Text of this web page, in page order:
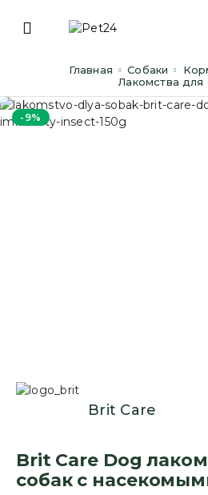
Главная Cобаки
Лакомства
-9%
Brit Care
Brit Care Dog
собак с